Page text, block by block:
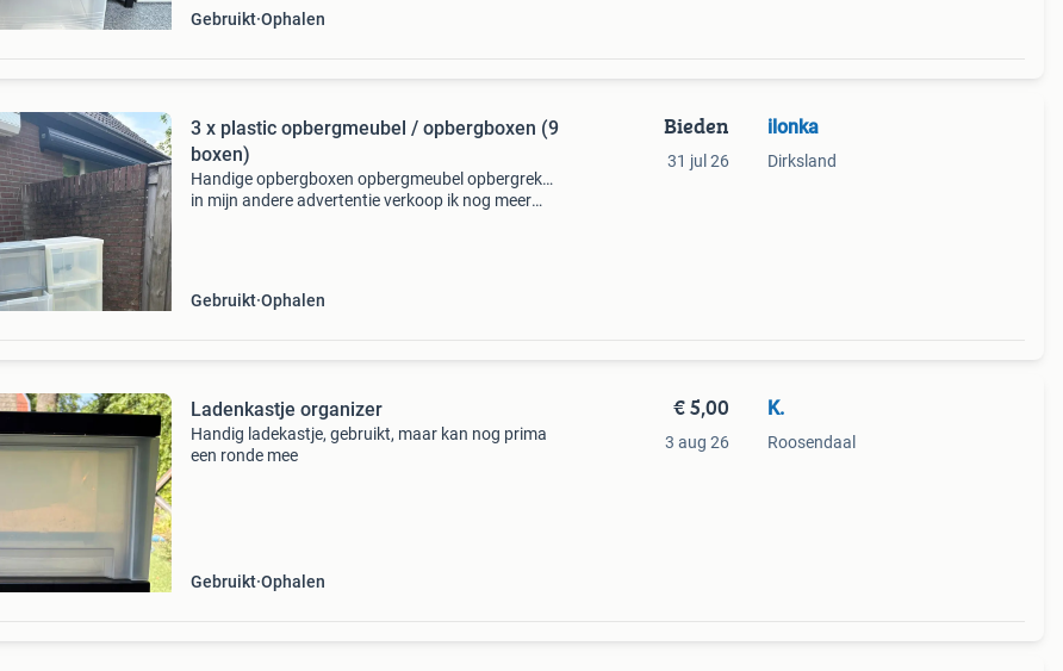
Gebruikt Ophalen
3 x plastic opbergmeubel / opbergboxen (9
boxen)
Handige opbergboxen opbergmeubel opbergrek…
in mijn andere advertentie verkoop ik nog meer
Gebruikt Ophalen
Bieden
31 jul 26
ilonka
Dirksland
Ladenkastje organizer
Handig ladekastje, gebruikt, maar kan nog prima
een ronde mee
Gebruikt Ophalen
€ 5,00
3 aug 26
K.
Roosendaal